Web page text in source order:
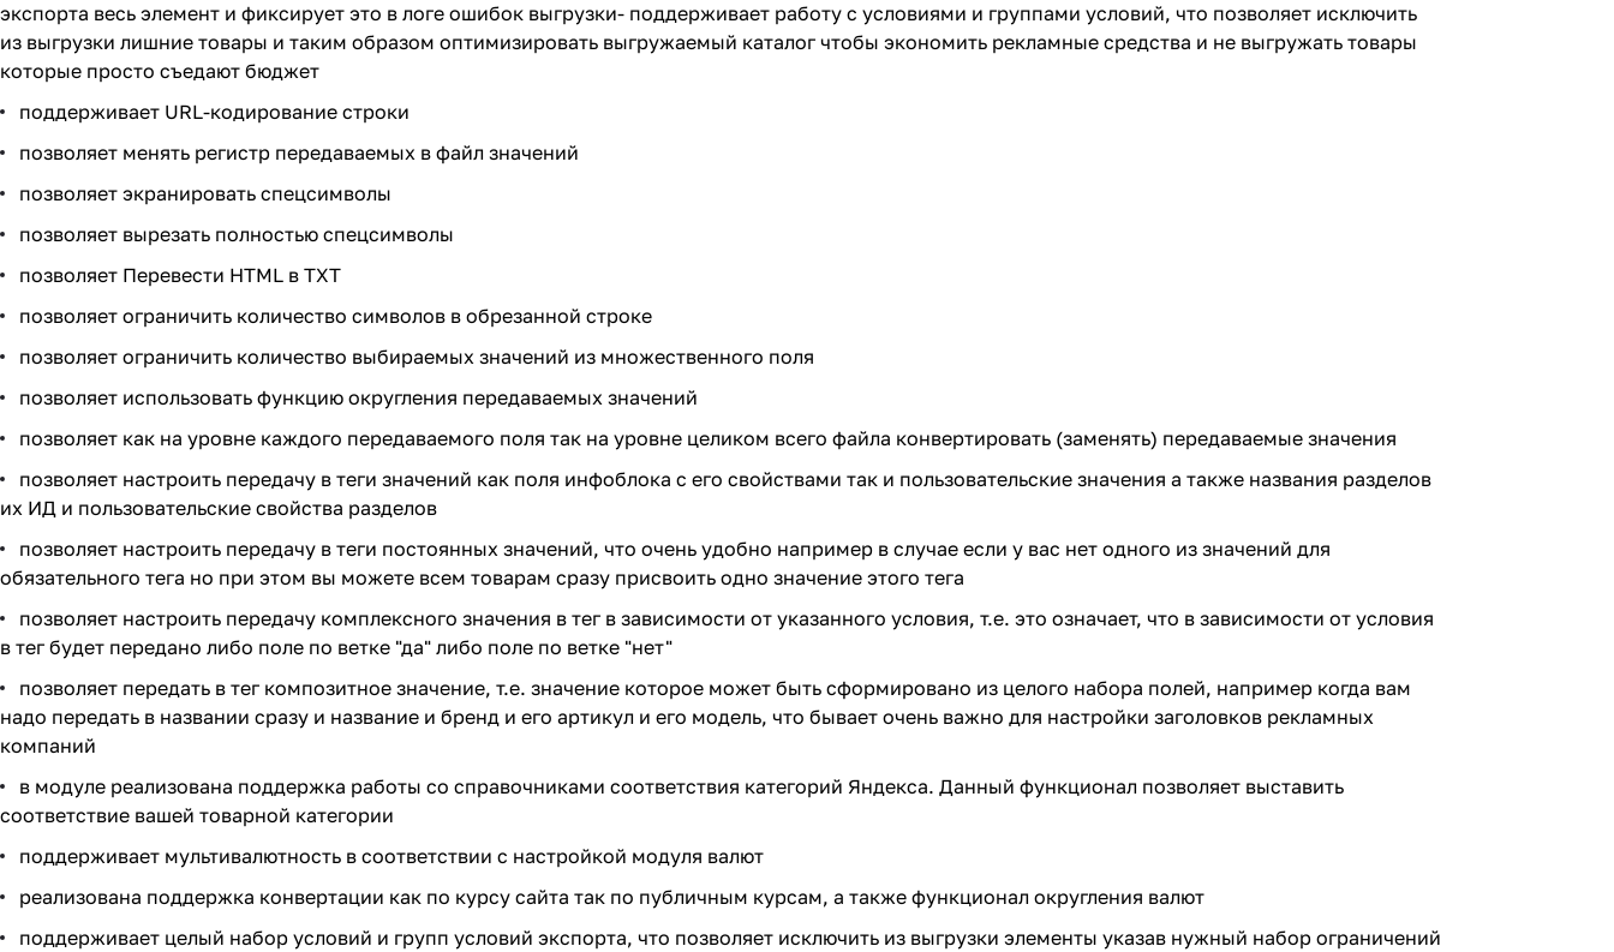
экспорта весь элемент и фиксирует это в логе ошибок выгрузки- поддерживает работу с условиями и группами условий, что позволяет исключить
из выгрузки лишние товары и таким образом оптимизировать выгружаемый каталог чтобы экономить рекламные средства и не выгружать товары
которые просто съедают бюджет
поддерживает URL-кодирование строки
позволяет менять регистр передаваемых в файл значений
позволяет экранировать спецсимволы
позволяет вырезать полностью спецсимволы
позволяет Перевести HTML в TXT
позволяет ограничить количество символов в обрезанной строке
позволяет ограничить количество выбираемых значений из множественного поля
позволяет использовать функцию округления передаваемых значений
позволяет как на уровне каждого передаваемого поля так на уровне целиком всего файла конвертировать (заменять) передаваемые значения
позволяет настроить передачу в теги значений как поля инфоблока с его свойствами так и пользовательские значения а также названия разделов
их ИД и пользовательские свойства разделов
позволяет настроить передачу в теги постоянных значений, что очень удобно например в случае если у вас нет одного из значений для
обязательного тега но при этом вы можете всем товарам сразу присвоить одно значение этого тега
позволяет настроить передачу комплексного значения в тег в зависимости от указанного условия, т.е. это означает, что в зависимости от условия
в тег будет передано либо поле по ветке "да" либо поле по ветке "нет"
позволяет передать в тег композитное значение, т.е. значение которое может быть сформировано из целого набора полей, например когда вам
надо передать в названии сразу и название и бренд и его артикул и его модель, что бывает очень важно для настройки заголовков рекламных
компаний
в модуле реализована поддержка работы со справочниками соответствия категорий Яндекса. Данный функционал позволяет выставить
соответствие вашей товарной категории
поддерживает мультивалютность в соответствии с настройкой модуля валют
реализована поддержка конвертации как по курсу сайта так по публичным курсам, а также функционал округления валют
поддерживает целый набор условий и групп условий экспорта, что позволяет исключить из выгрузки элементы указав нужный набор ограничений